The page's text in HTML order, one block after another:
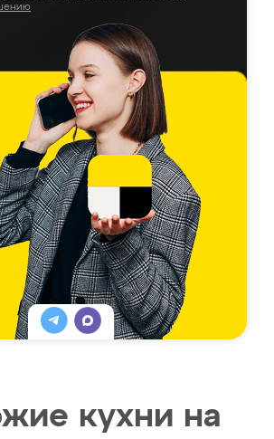
кухни на